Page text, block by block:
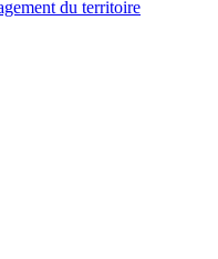
du territoire